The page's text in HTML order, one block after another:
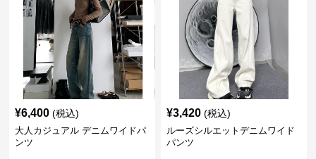
¥6,400 (税込)
大人カジュアル デニムワイドパ
ンツ
¥3,420 (税込)
ルーズシルエットデニムワイド
パンツ